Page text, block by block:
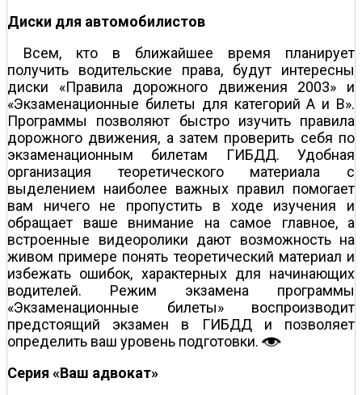
Диски для автомобилистов
Всем, кто в ближайшее время планирует
получить водительские права, будут интересны
диски «Правила дорожного движения 2003» и
«Экзаменационные билеты для категорий А и В».
Программы позволяют быстро изучить правила
дорожного движения, а затем проверить себя по
экзаменационным билетам ГИБДД. Удобная
организация теоретического материала с
выделением наиболее важных правил помогает
вам ничего не пропустить в ходе изучения и
обращает ваше внимание на самое главное, а
встроенные видеоролики дают возможность на
живом примере понять теоретический материал и
избежать ошибок, характерных для начинающих
водителей. Режим экзамена программы
«Экзаменационные билеты» воспроизводит
предстоящий экзамен в ГИБДД и позволяет
определить ваш уровень подготовки.
Серия «Ваш адвокат»